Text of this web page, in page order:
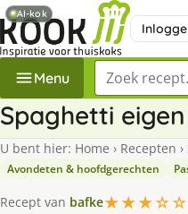
Menu Zoek een
Spaghetti
U bent hier: Home › Recepten ›
Avondeten & hoofdgerechten
Recept van bafke★★★☆☆
AI-kok